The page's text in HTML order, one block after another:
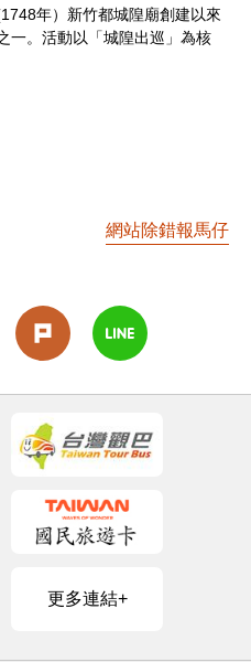
年）新竹都城隍廟創建以來
一。活動以「城隍出巡」為核
網站除錯報馬仔
更多連結+